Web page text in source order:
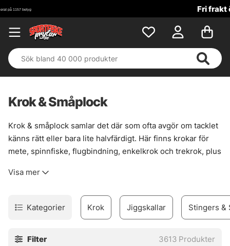
Krok & Småplock
Krok & småplock samlar det där som ofta avgör om tacklet
känns rätt eller bara lite halvfärdigt. Här finns krokar för
mete, spinnfiske, flugbindning, enkelkrok och trekrok, plus
när det väl gäller. En bra krok sitter inte bara fast. Den
Sortimentet är brett nog för att täcka många metoder, men
ändå lätt att sortera i huvudet. För den som bygger egna
stingers och tafsar. Små saker, javisst. Men ofta är det just
Visa mer
Kategorier Krok Jiggskallar Stingers &
Filter 3613 Produkter